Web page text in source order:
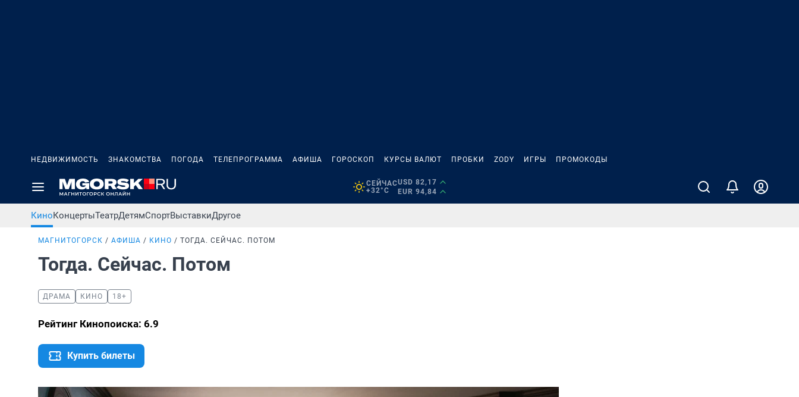
НЕДВИЖИМОСТЬ ЗНАКОМСТВА ПОГОДА ТЕЛЕПРОГРАММА АФИША ГОРОСКОП КУРСЫ ВАЛЮТ ПРОБКИ ZODY ИГРЫ ПРОМОКОДЫ
СЕЙЧАС
+32°C
USD 82,17
EUR 94,84
КиноКонцертыТеатрДетямСпортВыставкиДругое
МАГНИТОГОРСК АФИША КИНО ТОГДА. СЕЙЧАС. ПОТОМ
Тогда. Сейчас. Потом
ДРАМА КИНО 18+
Рейтинг Кинопоиска: 6.9
Купить билеты